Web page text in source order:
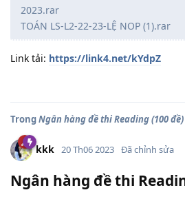
2023.rar
TOÁN LS-L2-22-23-LỆ NOP (1).rar
Link tải: https://link4.net/kYdpZ
TrongNgân hàng đề thi Reading (100 đề)
kkk 20 Th06 2023 Đã chỉnh sửa
Ngân hàng đề thi